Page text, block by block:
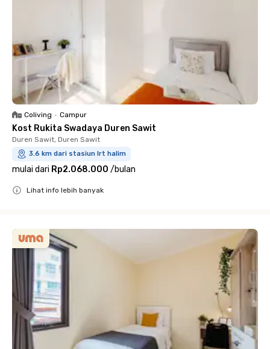
Coliving • Campur
Kost Rukita Swadaya Duren Sawit
Duren Sawit, Duren Sawit
3.6 km dari stasiun lrt halim
mulai dari Rp2.068.000 /bulan
Lihat info lebih banyak